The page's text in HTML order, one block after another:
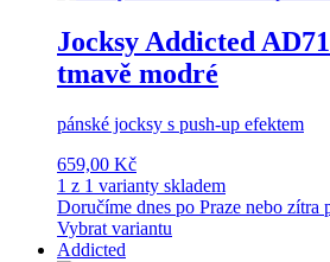
Jocksy Addicted
tmavě modré
pánské jocksy s push-up efektem
659,00 Kč
1 z 1 varianty skladem
Doručíme dnes po Praze nebo zítra
Vybrat variantu
Addicted